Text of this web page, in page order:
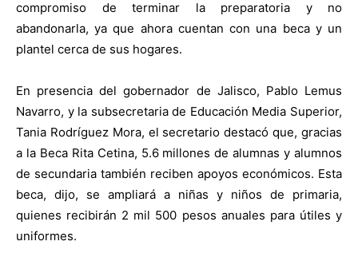
compromiso de terminar la preparatoria y no
abandonarla, ya que ahora cuentan con una beca y un
plantel cerca de sus hogares.
En presencia del gobernador de Jalisco, Pablo Lemus
Navarro, y la subsecretaria de Educación Media Superior,
Tania Rodríguez Mora, el secretario destacó que, gracias
a la Beca Rita Cetina, 5.6 millones de alumnas y alumnos
de secundaria también reciben apoyos económicos. Esta
beca, dijo, se ampliará a niñas y niños de primaria,
quienes recibirán 2 mil 500 pesos anuales para útiles y
uniformes.